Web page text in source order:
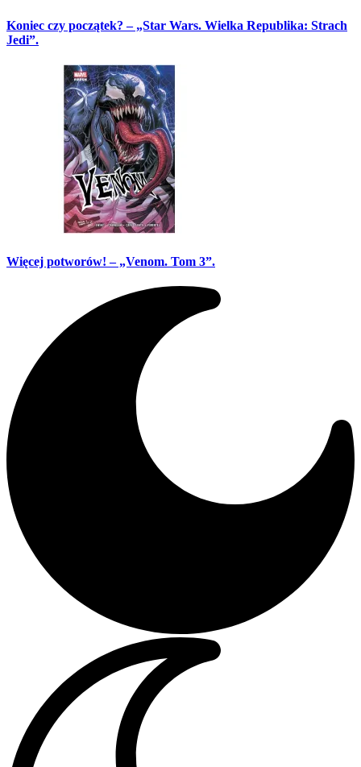
Koniec czy początek? – „Star Wars. Wielka Republika: Strach
Jedi”.
Więcej potworów! – „Venom. Tom 3”.